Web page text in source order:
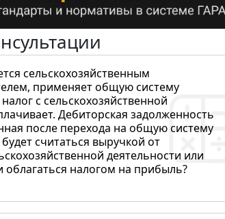
сельскохозяйственным
применяет общую систему
с сельскохозяйственной
Дебиторская задолженность
после перехода на общую систему
считаться выручкой от
деятельности или
налогом на прибыль?